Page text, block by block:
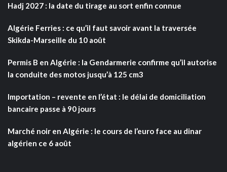
Hadj 2027 : la date du tirage au sort enfin connue
Algérie Ferries : ce qu’il faut savoir avant la traversée
Skikda-Marseille du 10 août
Permis B en Algérie : la Gendarmerie confirme qu’il autorise
la conduite des motos jusqu’à 125 cm3
Importation – revente en l’état : le délai de domiciliation
bancaire passe à 90 jours
Marché noir en Algérie : le cours de l’euro face au dinar
algérien ce 6 août